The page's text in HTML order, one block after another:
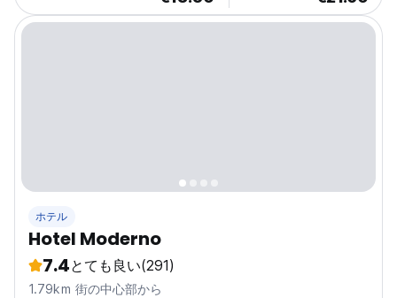
ホテル
Hotel Moderno
7.4とても良い(291)
1.79km 街の中心部から